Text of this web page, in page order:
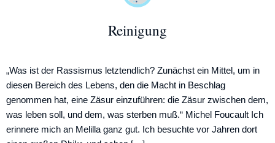
wird
Reinigung
„Was ist der Rassismus letztendlich? Zunächst ein Mittel, um in
diesen Bereich des Lebens, den die Macht in Beschlag
genommen hat, eine Zäsur einzuführen: die Zäsur zwischen dem,
was leben soll, und dem, was sterben muß.“ Michel Foucault Ich
erinnere mich an Melilla ganz gut. Ich besuchte vor Jahren dort